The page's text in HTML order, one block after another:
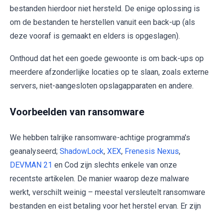
bestanden hierdoor niet hersteld. De enige oplossing is
om de bestanden te herstellen vanuit een back-up (als
deze vooraf is gemaakt en elders is opgeslagen).
Onthoud dat het een goede gewoonte is om back-ups op
meerdere afzonderlijke locaties op te slaan, zoals externe
servers, niet-aangesloten opslagapparaten en andere.
Voorbeelden van ransomware
We hebben talrijke ransomware-achtige programma's
geanalyseerd; ShadowLock, XEX, Frenesis Nexus,
DEVMAN 21 en Cod zijn slechts enkele van onze
recentste artikelen. De manier waarop deze malware
werkt, verschilt weinig – meestal versleutelt ransomware
bestanden en eist betaling voor het herstel ervan. Er zijn